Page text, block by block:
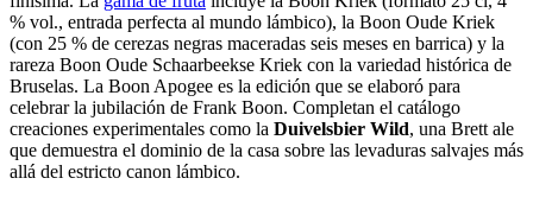
% vol., entrada perfecta al mundo lámbico), la Boon Oude Kriek
(con 25 % de cerezas negras maceradas seis meses en barrica) y la
rareza Boon Oude Schaarbeekse Kriek con la variedad histórica de
Bruselas. La Boon Apogee es la edición que se elaboró para
celebrar la jubilación de Frank Boon. Completan el catálogo
creaciones experimentales como la Duivelsbier Wild, una Brett ale
que demuestra el dominio de la casa sobre las levaduras salvajes más
allá del estricto canon lámbico.